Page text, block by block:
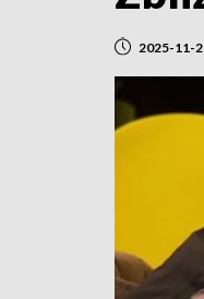
2025-11-